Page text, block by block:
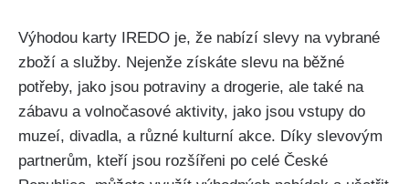
Výhodou karty IREDO je, že nabízí slevy na vybrané
zboží a služby. Nejenže získáte slevu na běžné
potřeby, jako jsou potraviny a drogerie, ale také na
zábavu a volnočasové aktivity, jako jsou vstupy do
muzeí, divadla, a různé kulturní akce. Díky slevovým
partnerům, kteří jsou rozšířeni po celé České